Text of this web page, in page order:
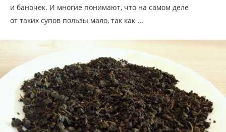
и баночек. И многие понимают, что на самом деле
от таких супов пользы мало, так как ...